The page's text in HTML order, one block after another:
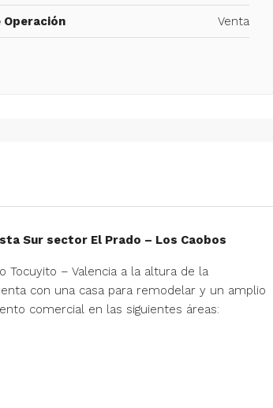
Operación Venta
Sur sector El Prado – Los Caobos
– Valencia a la altura de la
con una casa para remodelar y un amplio
comercial en las siguientes áreas: